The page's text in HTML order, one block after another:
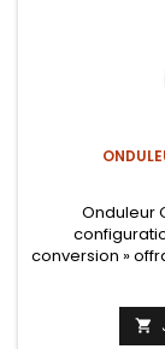
Onduleur
conversion »
contre les
avec
idéal pour
